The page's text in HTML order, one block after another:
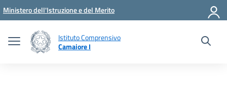
Vai ai contenuti
Vai al menu di navigazione
Vai al footer
Ministero dell'Istruzione e del Merito
Istituto Comprensivo
Camaiore I